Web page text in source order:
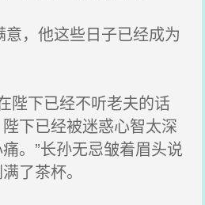
，他这些日子已经成为
陛下已经不听老夫的话
下已经被迷惑心智太深
。”长孙无忌皱着眉头说
了茶杯。